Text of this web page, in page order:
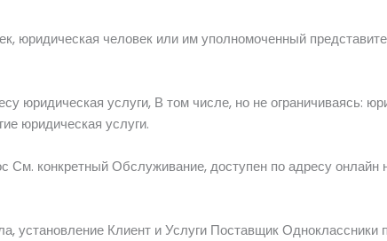
юридическая человек или имуполномоченный
юридическая услуги, В том числе, но не ограничиваясь:
юридическая услуги.
См. конкретныйОбслуживание,доступен по адресуонлайн
установление Клиент иУслуги ПоставщикОдноклассники